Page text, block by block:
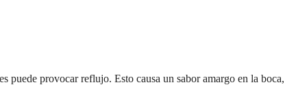
provocar reflujo. Esto causa un sabor amargo en la boca,